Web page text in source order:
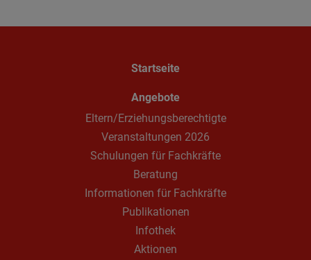
Startseite
Angebote
Eltern/Erziehungsberechtigte
Veranstaltungen 2026
Schulungen für Fachkräfte
Beratung
Informationen für Fachkräfte
Publikationen
Infothek
Aktionen